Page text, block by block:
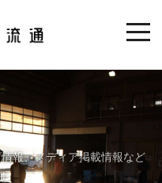
報、メディア掲載情報など